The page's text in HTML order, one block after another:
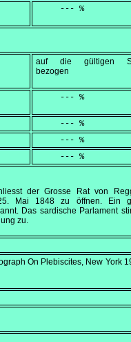
     --- %
auf die gültigen
bezogen
     --- %
     --- %
     --- %
     --- %
der Grosse Rat von
Mai 1848 zu öffnen. Ein
Das sardische Parlament
zu.
On Plebiscites, New York